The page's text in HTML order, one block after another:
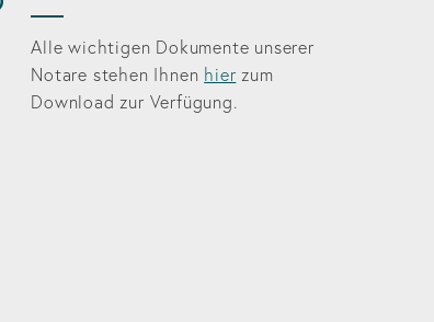
Alle wichtigen Dokumente unserer
Notare stehen Ihnen hier zum
Download zur Verfügung.